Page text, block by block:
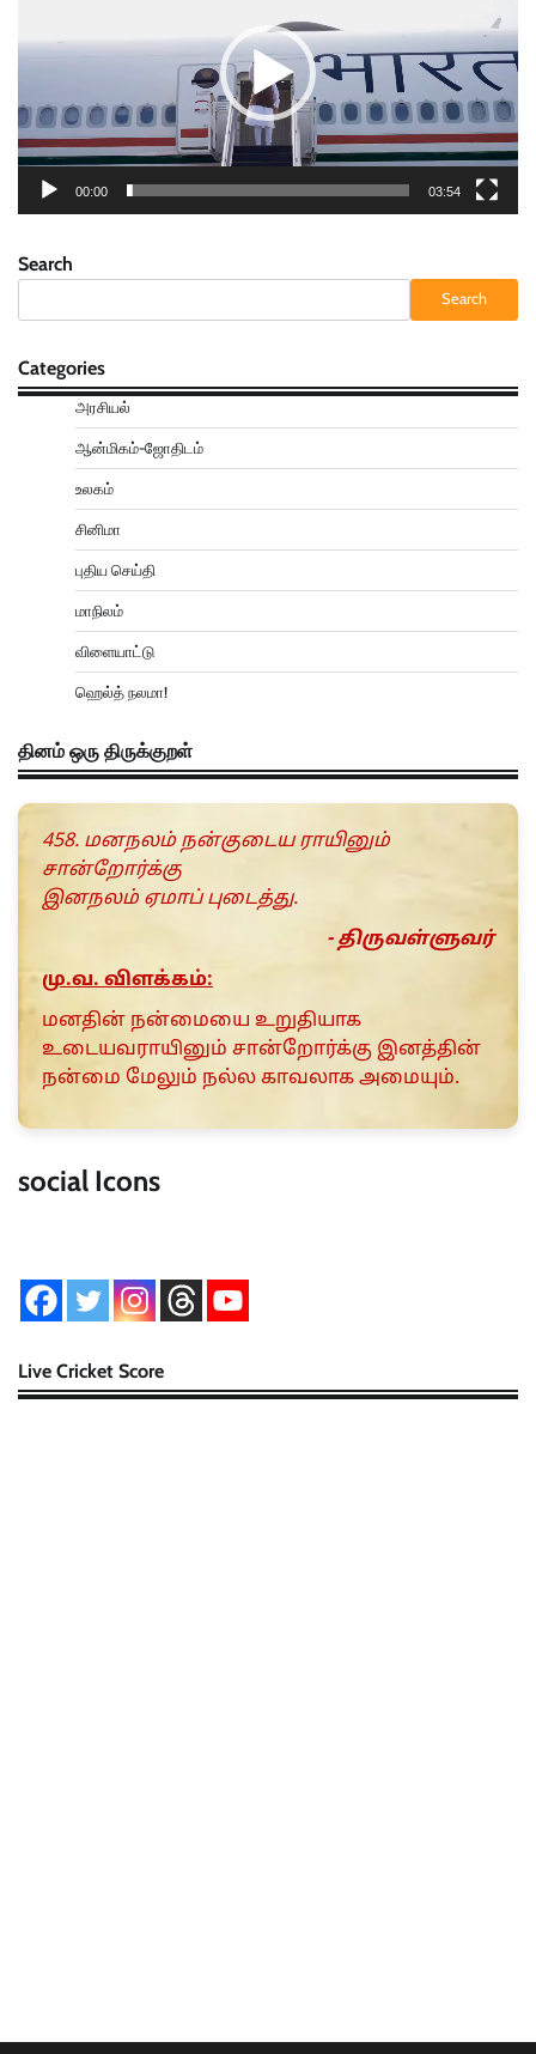
00:00 03:54
Search
Search
Categories
அரசியல்
ஆன்மிகம்-ஜோதிடம்
உலகம்
சினிமா
புதிய செய்தி
மாநிலம்
விளையாட்டு
ஹெல்த் நலமா!
தினம் ஒரு திருக்குறள்
458. மனநலம் நன்குடைய ராயினும்
சான்றோர்க்கு
இனநலம் ஏமாப் புடைத்து.
- திருவள்ளுவர்
மு.வ. விளக்கம்:
மனதின் நன்மையை உறுதியாக
உடையவராயினும் சான்றோர்க்கு இனத்தின்
நன்மை மேலும் நல்ல காவலாக அமையும்.
social Icons
Live Cricket Score